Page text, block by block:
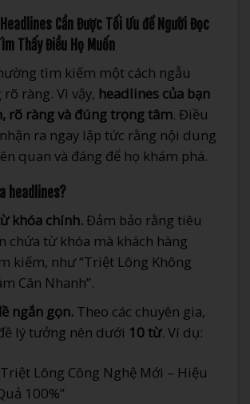
Cần Được Tối Ưu để Người Đọc
Thấy Điều Họ Muốn
tìm kiếm một cách ngẫu
ràng. Vì vậy, headlines của bạn
rõ ràng và đúng trọng tâm. Điều
ra ngay lập tức rằng nội dung
quan và đáng để họ khám phá.
headlines?
khóa chính.Đảm bảo rằng tiêu
chứa từ khóa mà khách hàng
kiếm, như “Triệt Lông Không
Cân Nhanh”.
ngắn gọn.Theo các chuyên gia,
lý tưởng nên dưới 10 từ. Ví dụ:
Lông Công Nghệ Mới – Hiệu
100%”